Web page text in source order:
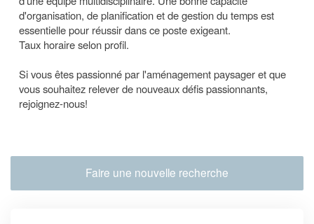
d'organisation, de planification et de gestion du temps est
essentielle pour réussir dans ce poste exigeant.
Taux horaire selon profil.
Si vous êtes passionné par l'aménagement paysager et que
vous souhaitez relever de nouveaux défis passionnants,
rejoignez-nous!
Faire une nouvelle recherche